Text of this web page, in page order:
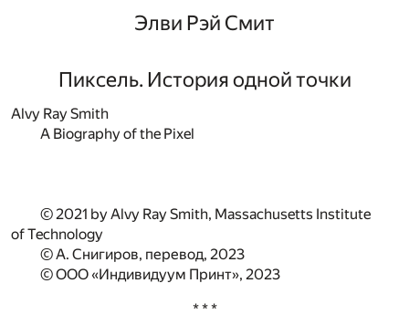
Элви Рэй Смит
Пиксель. История одной точки
Alvy Ray Smith
A Biography of the Pixel
© 2021 by Alvy Ray Smith, Massachusetts Institute
of Technology
© А. Снигиров, перевод, 2023
© ООО «Индивидуум Принт», 2023
* * *